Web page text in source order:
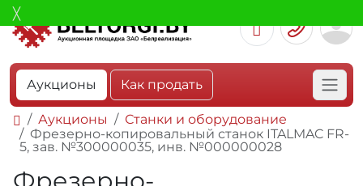
Аукционы Как продать
Аукционы
Станки и оборудование
Фрезерно-копировальный станок ITALMAC FR-
5, зав. №300000035, инв. №000000028